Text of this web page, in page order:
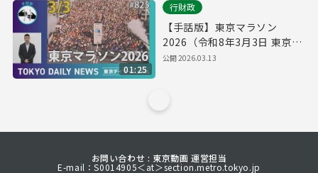
01:25
行財政
【手話版】東京マラソン
2026（令和8年3月3日 東京デ
イリーニュース No.825）
公開2026.03.13
お問い合わせ : 東京動画 運営担当
E-mail：S0014905＜at＞section.metro.tokyo.jp